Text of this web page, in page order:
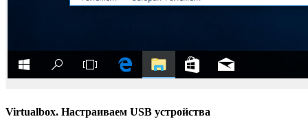
Virtualbox. Настраиваем USB устройства